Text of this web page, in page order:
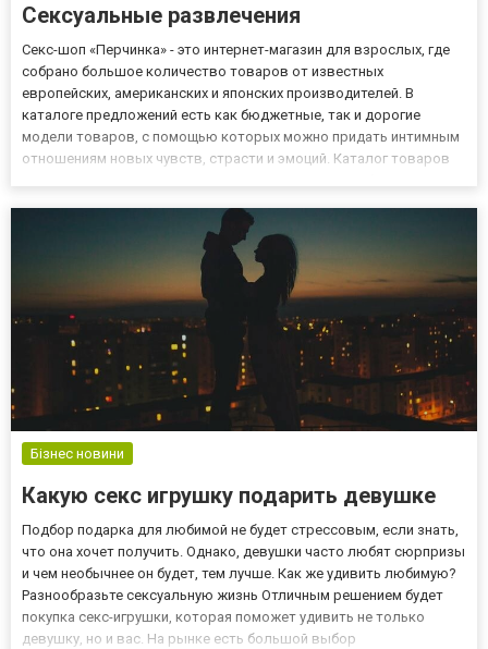
Сексуальные развлечения
Секс-шоп «Перчинка» - это интернет-магазин для взрослых, где
собрано большое количество товаров от известных
европейских, американских и японских производителей. В
каталоге предложений есть как бюджетные, так и дорогие
модели товаров, с помощью которых можно придать интимным
отношениям новых чувств, страсти и эмоций. Каталог товаров
Бізнес новини
Какую секс игрушку подарить девушке
Подбор подарка для любимой не будет стрессовым, если знать,
что она хочет получить. Однако, девушки часто любят сюрпризы
и чем необычнее он будет, тем лучше. Как же удивить любимую?
Разнообразьте сексуальную жизнь Отличным решением будет
покупка секс-игрушки, которая поможет удивить не только
девушку, но и вас. На рынке есть большой выбор